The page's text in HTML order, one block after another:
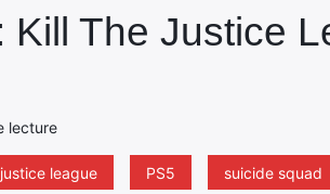
Kill The Justice
lecture
justice league PS5 suicide squad